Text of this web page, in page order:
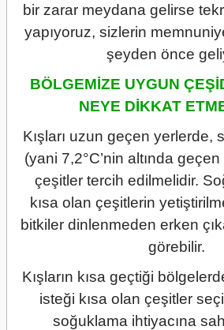
bir zarar meydana gelirse
yapıyoruz, sizlerin
şeyden önce
BÖLGEMİZE UYGUN
NEYE DİKKAT
Kışları uzun geçen yerlerde,
(yani 7,2°C’nin altında
çeşitler tercih edilmelidir.
kısa olan çeşitlerin
bitkiler dinlenmeden erken
görebilir.
Kışların kısa geçtiği
isteği kısa olan çeşitler
soğuklama ihtiyacına